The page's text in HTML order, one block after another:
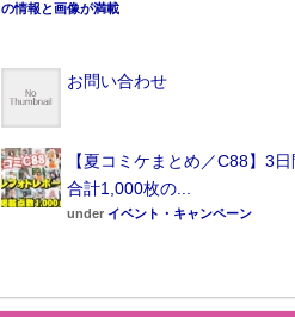
の情報と画像が満載
お問い合わせ
【夏コミケまとめ／C88】3日
合計1,000枚の...
under イベント・キャンペーン